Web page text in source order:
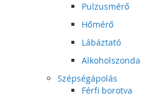
Pulzusmérő
Hőmérő
Lábáztató
Alkoholszonda
Szépségápolás
Férfi borotva